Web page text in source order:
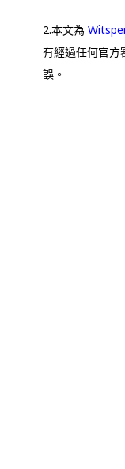
2.本文為
有經過任何官方
誤。